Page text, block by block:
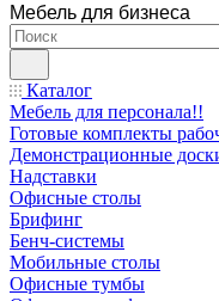
Мебель для бизнеса
Каталог
Мебель для персонала!!
Готовые комплекты
Демонстрационные
Надставки
Офисные столы
Брифинг
Бенч-системы
Мобильные столы
Офисные тумбы